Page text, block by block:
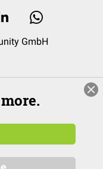
GmbH